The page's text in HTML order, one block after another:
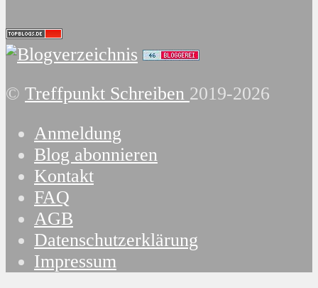
© Treffpunkt Schreiben 2019-2026
Anmeldung
Blog abonnieren
Kontakt
FAQ
AGB
Datenschutzerklärung
Impressum